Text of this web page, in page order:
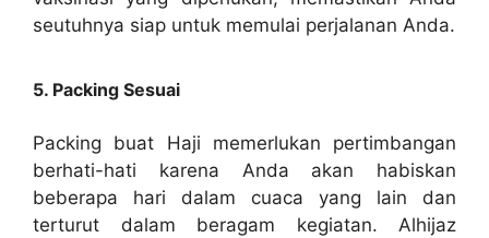
seutuhnya siap untuk memulai perjalanan Anda.
5. Packing Sesuai
Packing buat Haji memerlukan pertimbangan
berhati-hati karena Anda akan habiskan
beberapa hari dalam cuaca yang lain dan
terturut dalam beragam kegiatan. Alhijaz